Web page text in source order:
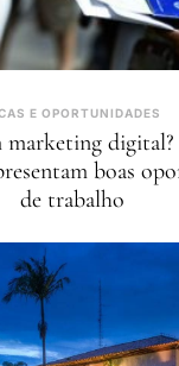
E OPORTUNIDADES
marketing
boas
de trabalho